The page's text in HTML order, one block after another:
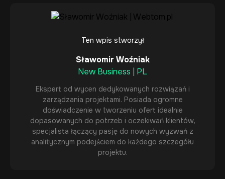
Ten wpis stworzył
Sławomir Woźniak
New Business | PL
Ekspert od wycen dedykowanych rozwiązań i
zarządzania projektami. Posiada ogromne
doświadczenie w tworzeniu ofert idealnie
dopasowanych do potrzeb i oczekiwań klientów,
specjalista łączący pasję do nowych wyzwań z
analitycznym podejściem do każdego szczegółu
projektu.